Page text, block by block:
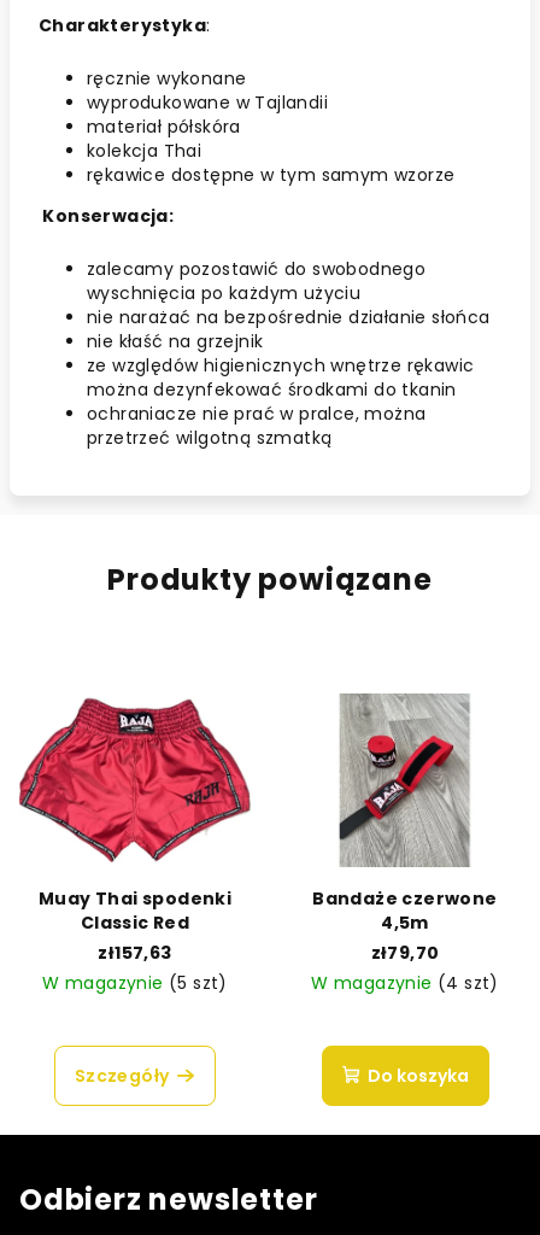
Charakterystyka:
ręcznie wykonane
wyprodukowane w Tajlandii
materiał półskóra
kolekcja Thai
rękawice dostępne w tym samym wzorze
Konserwacja:
zalecamy pozostawić do swobodnego
wyschnięcia po każdym użyciu
nie narażać na bezpośrednie działanie słońca
nie kłaść na grzejnik
ze względów higienicznych wnętrze rękawic
można dezynfekować środkami do tkanin
ochraniacze nie prać w pralce, można
przetrzeć wilgotną szmatką
Produkty powiązane
Muay Thai spodenki
Classic Red
zł157,63
W magazynie (5 szt)
Szczegóły
Bandaże czerwone
4,5m
zł79,70
W magazynie (4 szt)
Do koszyka
Odbierz newsletter